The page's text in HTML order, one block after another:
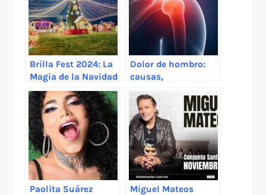
Brilla Fest 2024: La
Magia de la Navidad
en el Estado de
México
Dolor de hombro:
causas,
tratamientos y
cuándo acudir a
traumatólogos en
Monterrey
Paolita Suárez
Miguel Mateos